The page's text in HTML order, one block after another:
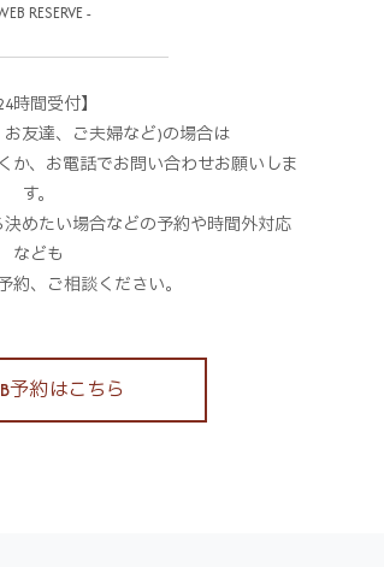
RESERVE -
24時間受付】
友達、ご夫婦など)の場合は
か、お電話でお問い合わせお願いしま
す。
めたい場合などの予約や時間外対応
なども
約、ご相談ください。
予約はこちら